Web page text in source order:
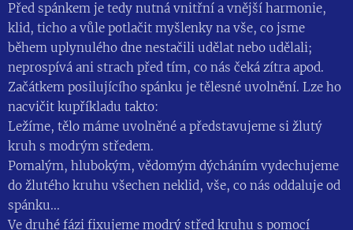
Před spánkem je tedy nutná vnitřní a vnější harmonie,
klid, ticho a vůle potlačit myšlenky na vše, co jsme
během uplynulého dne nestačili udělat nebo udělali;
neprospívá ani strach před tím, co nás čeká zítra apod.
Začátkem posilujícího spánku je tělesné uvolnění. Lze ho
nacvičit kupříkladu takto:
Ležíme, tělo máme uvolněné a představujeme si žlutý
kruh s modrým středem.
Pomalým, hlubokým, vědomým dýcháním vydechujeme
do žlutého kruhu všechen neklid, vše, co nás oddaluje od
spánku...
Ve druhé fázi fixujeme modrý střed kruhu s pomocí